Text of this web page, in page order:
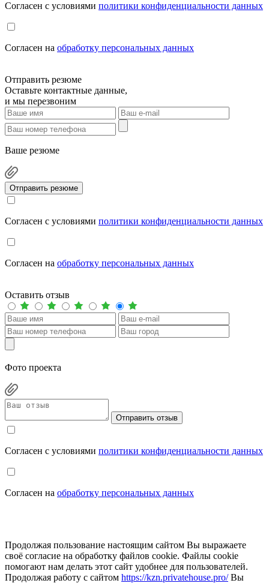
Cогласен с условиями политики конфиденциальности данных
Cогласен на обработку персональных данных
Отправить резюме
Оставьте контактные данные,
и мы перезвоним
Ваше резюме
Отправить резюме
Cогласен с условиями политики конфиденциальности данных
Cогласен на обработку персональных данных
Оставить отзыв
Фото проекта
Отправить отзыв
Cогласен с условиями политики конфиденциальности данных
Cогласен на обработку персональных данных
Продолжая пользование настоящим сайтом Вы выражаете
своё согласие на обработку файлов cookie. Файлы cookie
помогают нам делать этот сайт удобнее для пользователей.
Продолжая работу с сайтом https://kzn.privatehouse.pro/Вы